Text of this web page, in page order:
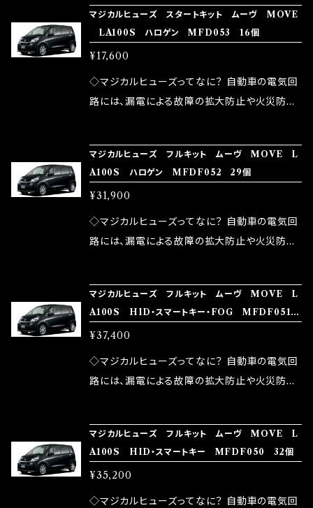
など、これらの効果は、タウンユースだけでなく、
モータースポーツシーンでの実証実験の上、 製
品化を果たしております。
ズが、マジカルヒューズになります。 ◇マジカル
ヒューズの効果 マジカルヒューズは放電防止効
果・接触抵抗低減効果により、このような効果を
発揮します。 ・アクセルレスポンスの向上 ・アイ
ドリング安定化（静粛性UP） ・ターボ車のターボ
など、これらの効果は、タウンユースだけでなく、
モータースポーツシーンでの実証実験の上、 製
品化を果たしております。
路として、各回路への電力供給を行っています。
しかし、ヒューズには拭い去れない欠点があり
ます。 1.溶接回路であるため、配線と比較し抵抗
が大きい。 2.金属部分が露出している為、空気
中に漏電してしまう。 3.金属プレートが接触する
ズが、マジカルヒューズになります。 ◇マジカル
ヒューズの効果 マジカルヒューズは放電防止効
果・接触抵抗低減効果により、このような効果を
発揮します。 ・アクセルレスポンスの向上 ・アイ
ドリング安定化（静粛性UP） ・ターボ車のターボ
など、これらの効果は、タウンユースだけでなく、
モータースポーツシーンでの実証実験の上、 製
品化を果たしております。
マジカルヒューズ スタートキット ムーヴ MOVE
LA100S ハロゲン MFD053 16個
¥17,600
◇マジカルヒューズってなに？ 自動車の電気回
路には、漏電による故障の拡大防止や火災防止
路として、各回路への電力供給を行っています。
しかし、ヒューズには拭い去れない欠点があり
ます。 1.溶接回路であるため、配線と比較し抵抗
が大きい。 2.金属部分が露出している為、空気
中に漏電してしまう。 3.金属プレートが接触する
ズが、マジカルヒューズになります。 ◇マジカル
ヒューズの効果 マジカルヒューズは放電防止効
果・接触抵抗低減効果により、このような効果を
発揮します。 ・アクセルレスポンスの向上 ・アイ
ドリング安定化（静粛性UP） ・ターボ車のターボ
など、これらの効果は、タウンユースだけでなく、
モータースポーツシーンでの実証実験の上、 製
品化を果たしております。
マジカルヒューズ フルキット ムーヴ MOVE L
A100S ハロゲン MFDF052 29個
¥31,900
◇マジカルヒューズってなに？ 自動車の電気回
路には、漏電による故障の拡大防止や火災防止
路として、各回路への電力供給を行っています。
しかし、ヒューズには拭い去れない欠点があり
ます。 1.溶接回路であるため、配線と比較し抵抗
が大きい。 2.金属部分が露出している為、空気
中に漏電してしまう。 3.金属プレートが接触する
ズが、マジカルヒューズになります。 ◇マジカル
ヒューズの効果 マジカルヒューズは放電防止効
果・接触抵抗低減効果により、このような効果を
発揮します。 ・アクセルレスポンスの向上 ・アイ
マジカルヒューズ フルキット ムーヴ MOVE L
A100S HID・スマートキー・FOG MFDF051
34個
¥37,400
◇マジカルヒューズってなに？ 自動車の電気回
路には、漏電による故障の拡大防止や火災防止
路として、各回路への電力供給を行っています。
しかし、ヒューズには拭い去れない欠点があり
ます。 1.溶接回路であるため、配線と比較し抵抗
が大きい。 2.金属部分が露出している為、空気
マジカルヒューズ フルキット ムーヴ MOVE L
A100S HID・スマートキー MFDF050 32個
¥35,200
◇マジカルヒューズってなに？ 自動車の電気回